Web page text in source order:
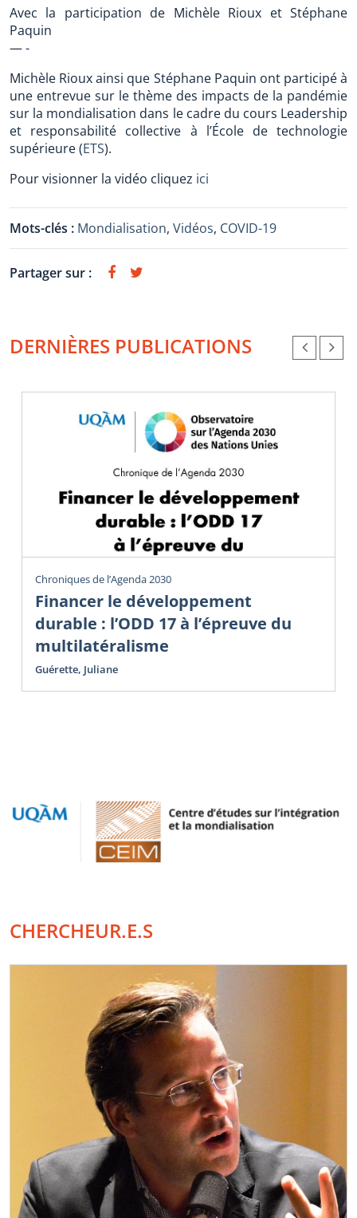
Avec la participation de Michèle Rioux et Stéphane
Paquin
— -
Michèle Rioux ainsi que Stéphane Paquin ont participé à
une entrevue sur le thème des impacts de la pandémie
sur la mondialisation dans le cadre du cours Leadership
et responsabilité collective à l’École de technologie
supérieure (ETS).
Pour visionner la vidéo cliquez ici
Mots-clés : Mondialisation, Vidéos, COVID-19
Partager sur :
DERNIÈRES PUBLICATIONS
Chroniques de l’Agenda 2030
Financer le développement
durable : l’ODD 17 à l’épreuve du
multilatéralisme
Guérette, Juliane
CHERCHEUR.E.S